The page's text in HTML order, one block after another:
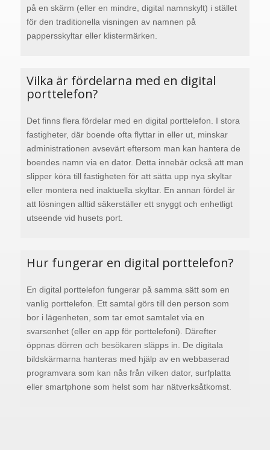
på en skärm (eller en mindre, digital namnskylt) i stället
för den traditionella visningen av namnen på
pappersskyltar eller klistermärken.
Vilka är fördelarna med en digital
porttelefon?
Det finns flera fördelar med en digital porttelefon. I stora
fastigheter, där boende ofta flyttar in eller ut, minskar
administrationen avsevärt eftersom man kan hantera de
boendes namn via en dator. Detta innebär också att man
slipper köra till fastigheten för att sätta upp nya skyltar
eller montera ned inaktuella skyltar. En annan fördel är
att lösningen alltid säkerställer ett snyggt och enhetligt
utseende vid husets port.
Hur fungerar en digital porttelefon?
En digital porttelefon fungerar på samma sätt som en
vanlig porttelefon. Ett samtal görs till den person som
bor i lägenheten, som tar emot samtalet via en
svarsenhet (eller en app för porttelefoni). Därefter
öppnas dörren och besökaren släpps in. De digitala
bildskärmarna hanteras med hjälp av en webbaserad
programvara som kan nås från vilken dator, surfplatta
eller smartphone som helst som har nätverksåtkomst.